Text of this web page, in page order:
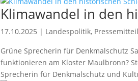
Klimawandel in den
17.10.2025 | Landespolitik,
Grüne Sprecherin für Denkmalschutz
funktionieren am Kloster Maulbronn?
Sprecherin für Denkmalschutz und